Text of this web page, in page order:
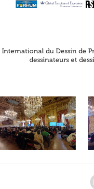
du Dessin de
dessinateurs et